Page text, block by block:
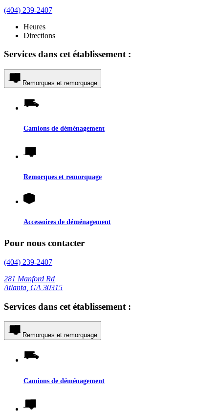
(404) 239-2407
Heures
Directions
Services dans cet établissement :
Remorques et remorquage
Camions de déménagement
Remorques et remorquage
Accessoires de déménagement
Pour nous contacter
(404) 239-2407
281 Manford Rd
Atlanta, GA 30315
Services dans cet établissement :
Remorques et remorquage
Camions de déménagement